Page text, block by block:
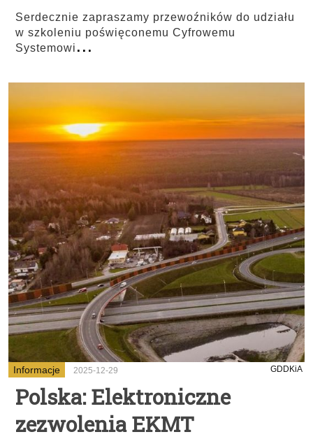
Serdecznie zapraszamy przewoźników do udziału
w szkoleniu poświęconemu Cyfrowemu
Systemowi...
Informacje 2025-12-29 GDDKiA
Polska: Elektroniczne
zezwolenia EKMT